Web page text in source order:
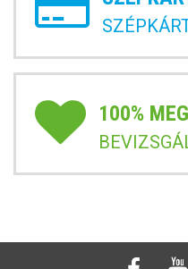
100%